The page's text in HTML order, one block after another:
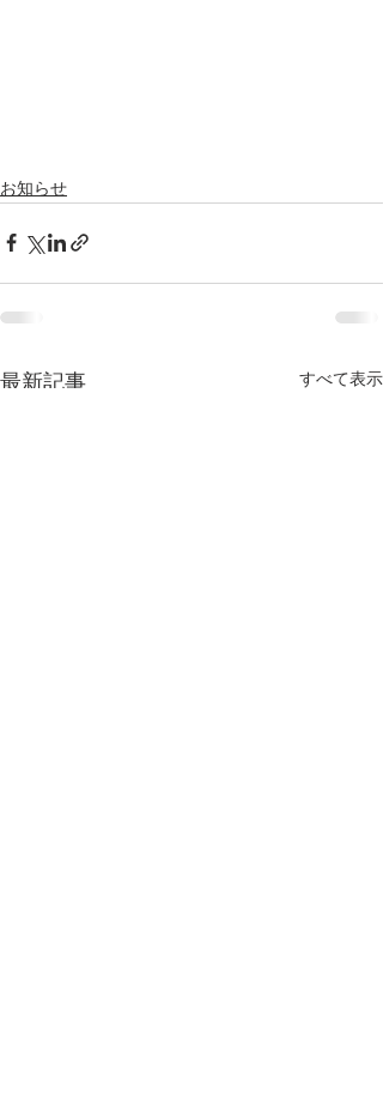
お知らせ
最新記事 すべて表示